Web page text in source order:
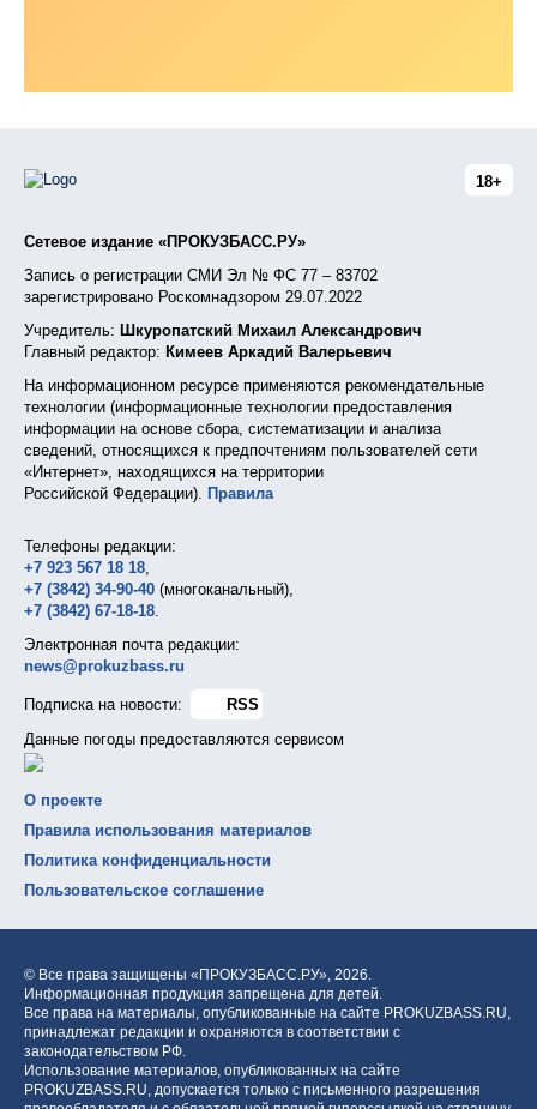
18+
Сетевое издание «ПРОКУЗБАСС.РУ»
Запись о регистрации СМИ Эл № ФС 77 – 83702
зарегистрировано Роскомнадзором 29.07.2022
Учредитель: Шкуропатский Михаил Александрович
Главный редактор: Кимеев Аркадий Валерьевич
На информационном ресурсе применяются рекомендательные
технологии (информационные технологии предоставления
информации на основе сбора, систематизации и анализа
сведений, относящихся к предпочтениям пользователей сети
«Интернет», находящихся на территории
Российской Федерации). Правила
Телефоны редакции:
+7 923 567 18 18,
+7 (3842) 34-90-40 (многоканальный),
+7 (3842) 67-18-18.
Электронная почта редакции:
news@prokuzbass.ru
Подписка на новости:
RSS
Данные погоды предоставляются сервисом
О проекте
Правила использования материалов
Политика конфиденциальности
Пользовательское соглашение
© Все права защищены «ПРОКУЗБАСС.РУ», 2026.
Информационная продукция запрещена для детей.
Все права на материалы, опубликованные на сайте PROKUZBASS.RU,
принадлежат редакции и охраняются в соответствии с
законодательством РФ.
Использование материалов, опубликованных на сайте
PROKUZBASS.RU, допускается только с письменного разрешения